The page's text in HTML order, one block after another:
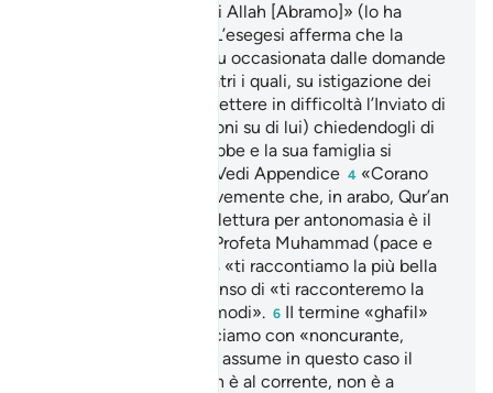
pronipote dell’Amico di Allah [Abramo]» (lo ha
trasmesso al Bukhâri). L’esegesi afferma che la
rivelazione della Sura fu occasionata dalle domande
di alcuni meccani idolatri i quali, su istigazione dei
rabbini, cercarono di mettere in difficoltà l’Inviato di
Allah (pace e benedizioni su di lui) chiedendogli di
spiegare perché Giacobbe e la sua famiglia si
Vedi Appendice 4 «Corano
arabo»: ricordiamo brevemente che, in arabo, Qur’an
significa «lettura» e la lettura per antonomasia è il
Libro Santo rivelato al Profeta Muhammad (pace e
5 «ti raccontiamo la più bella
storia»: anche con il senso di «ti racconteremo la
storia nel migliore dei modi». 6 II termine «ghafil»
che solitamente traduciamo con «noncurante,
indifferente, distratto» assume in questo caso il
senso di «colui che non è al corrente, non è a